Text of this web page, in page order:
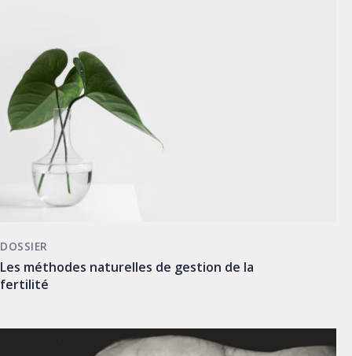
Les méthodes naturelles de gestion de la
fertilité
DOSSIER